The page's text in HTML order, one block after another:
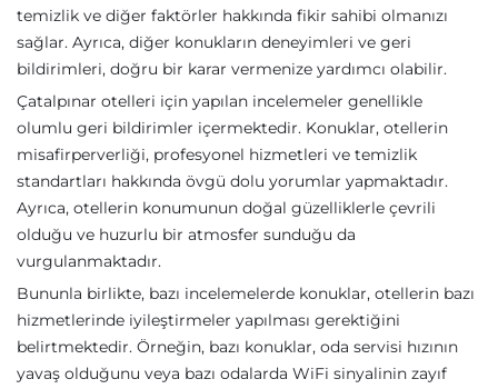
temizlik ve diğer faktörler hakkında fikir sahibi olmanızı
sağlar. Ayrıca, diğer konukların deneyimleri ve geri
bildirimleri, doğru bir karar vermenize yardımcı olabilir.
Çatalpınar otelleri için yapılan incelemeler genellikle
olumlu geri bildirimler içermektedir. Konuklar, otellerin
misafirperverliği, profesyonel hizmetleri ve temizlik
standartları hakkında övgü dolu yorumlar yapmaktadır.
Ayrıca, otellerin konumunun doğal güzelliklerle çevrili
olduğu ve huzurlu bir atmosfer sunduğu da
vurgulanmaktadır.
Bununla birlikte, bazı incelemelerde konuklar, otellerin bazı
hizmetlerinde iyileştirmeler yapılması gerektiğini
belirtmektedir. Örneğin, bazı konuklar, oda servisi hızının
yavaş olduğunu veya bazı odalarda WiFi sinyalinin zayıf